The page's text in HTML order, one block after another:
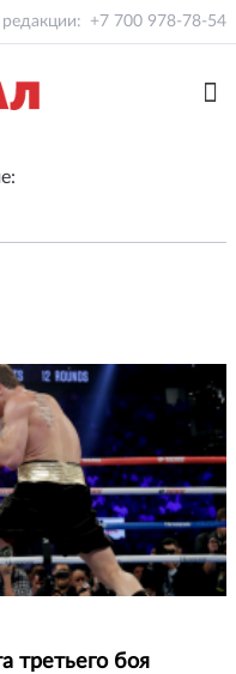
редакции: +7 700 978-78-54
третьего боя